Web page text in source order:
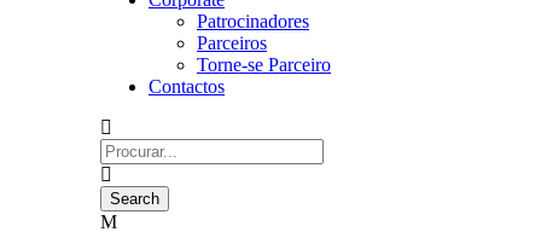
Patrocinadores
Parceiros
Torne-se Parceiro
Contactos